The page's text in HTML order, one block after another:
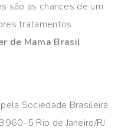
são as chances de um
tratamentos.
de Mama Brasil
Sociedade Brasileira
5 Rio de Janeiro/RJ